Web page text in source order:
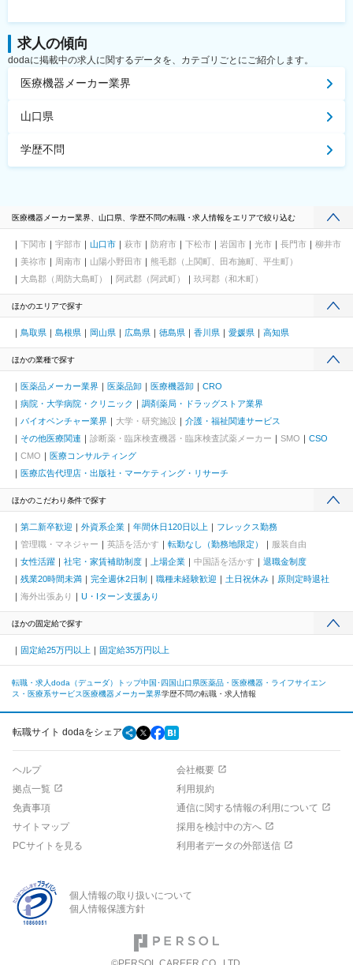
求人の傾向
dodaに掲載中の求人に関するデータを、カテゴリごとにご紹介します。
医療機器メーカー業界
山口県
学歴不問
医療機器メーカー業界、山口県、学歴不問の転職・求人情報をエリアで絞り込む
下関市 宇部市 山口市 萩市 防府市 下松市 岩国市 光市 長門市
柳井市
美祢市
周南市 山陽小野田市
熊毛郡（上関町、田布施町、平生町）
大島郡（周防大島町）
阿武郡（阿武町） 玖珂郡（和木町）
ほかのエリアで探す
鳥取県 島根県 岡山県 広島県 徳島県 香川県 愛媛県 高知県
ほかの業種で探す
医薬品メーカー業界 医薬品卸 医療機器卸
CRO
病院・大学病院・クリニック
調剤薬局・ドラッグストア業界
バイオベンチャー業界
大学・研究施設
介護・福祉関連サービス
その他医療関連
診断薬・臨床検査機器・臨床検査試薬メーカー SMO
CSO
CMO
医療コンサルティング
医療広告代理店・出版社・マーケティング・リサーチ
ほかのこだわり条件で探す
第二新卒歓迎 外資系企業 年間休日120日以上
フレックス勤務
管理職・マネジャー
英語を活かす 転勤なし（勤務地限定）
服装自由
女性活躍
社宅・家賃補助制度 上場企業 中国語を活かす
退職金制度
残業20時間未満
完全週休2日制 職種未経験歓迎 土日祝休み
原則定時退社
海外出張あり
U・Iターン支援あり
ほかの固定給で探す
固定給25万円以上 固定給35万円以上
転職・求人doda（デューダ）トップ中国･四国山口県医薬品・医療機器・ライフサイエン
ス・医療系サービス 医療機器メーカー業界学歴不問の転職・求人情報
転職サイト dodaをシェア
ヘルプ
会社概要
拠点一覧
利用規約
免責事項
通信に関する情報の利用について
サイトマップ
採用を検討中の方へ
PCサイトを見る
利用者データの外部送信
個人情報の取り扱いについて
個人情報保護方針